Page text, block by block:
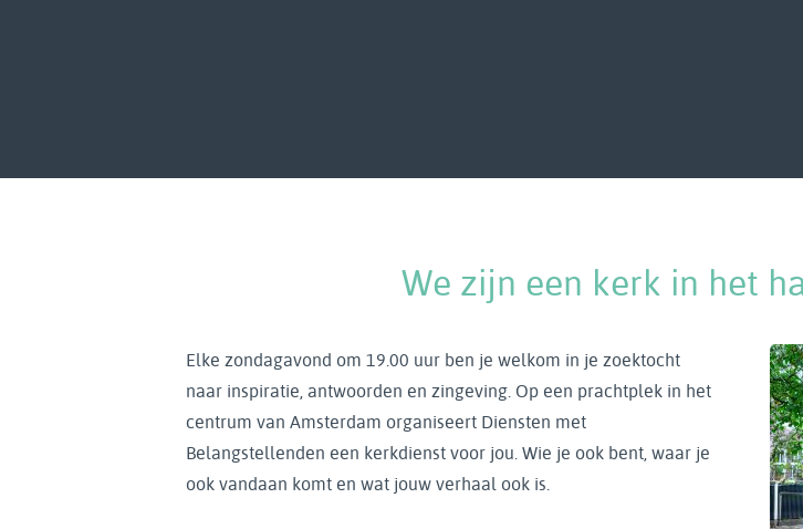
We zijn een kerk in het
Elke zondagavond om 19.00 uur ben je welkom in je zoektocht
naar inspiratie, antwoorden en zingeving. Op een prachtplek in het
centrum van Amsterdam organiseert Diensten met
Belangstellenden een kerkdienst voor jou. Wie je ook bent, waar je
ook vandaan komt en wat jouw verhaal ook is.